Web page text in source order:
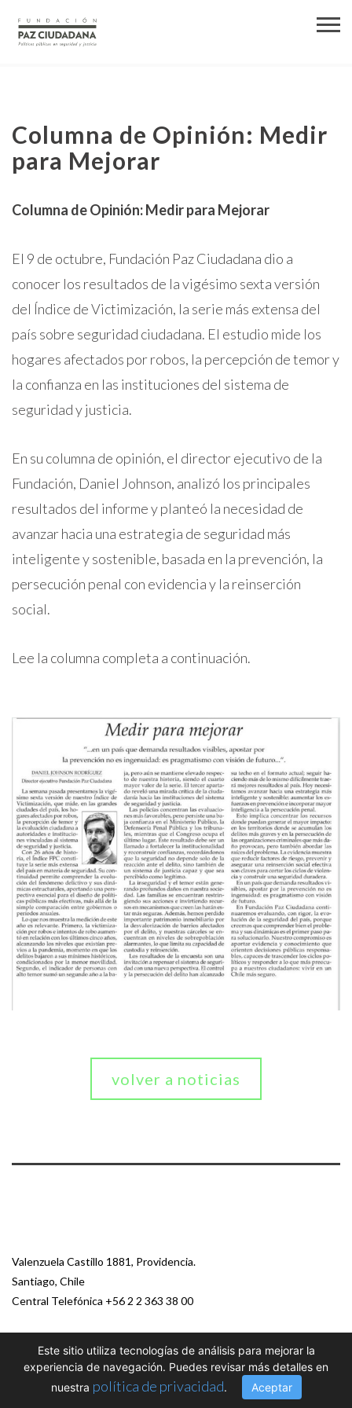
Columna de Opinión: Medir
para Mejorar
Columna de Opinión: Medir para Mejorar
El 9 de octubre, Fundación Paz Ciudadana dio a
conocer los resultados de la vigésimo sexta versión
del Índice de Victimización, la serie más extensa del
país sobre seguridad ciudadana. El estudio mide los
hogares afectados por robos, la percepción de temor y
la confianza en las instituciones del sistema de
seguridad y justicia.
En su columna de opinión, el director ejecutivo de la
Fundación, Daniel Johnson, analizó los principales
resultados del informe y planteó la necesidad de
avanzar hacia una estrategia de seguridad más
inteligente y sostenible, basada en la prevención, la
persecución penal con evidencia y la reinserción
social.
Lee la columna completa a continuación.
volver a noticias
Valenzuela Castillo 1881, Providencia.
Santiago, Chile
Central Telefónica +56 2 2 363 38 00
© 2026 Paz Ciudadana
Este sitio utiliza tecnologías de análisis para mejorar la
experiencia de navegación. Puedes revisar más detalles en
nuestra política de privacidad. Aceptar